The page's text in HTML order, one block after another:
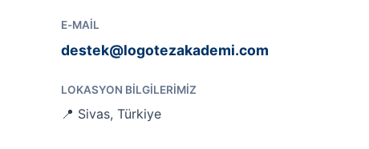
E-MAIL
destek@logotezakademi.com
LOKASYON BILGILERIMIZ
📍 Sivas, Türkiye